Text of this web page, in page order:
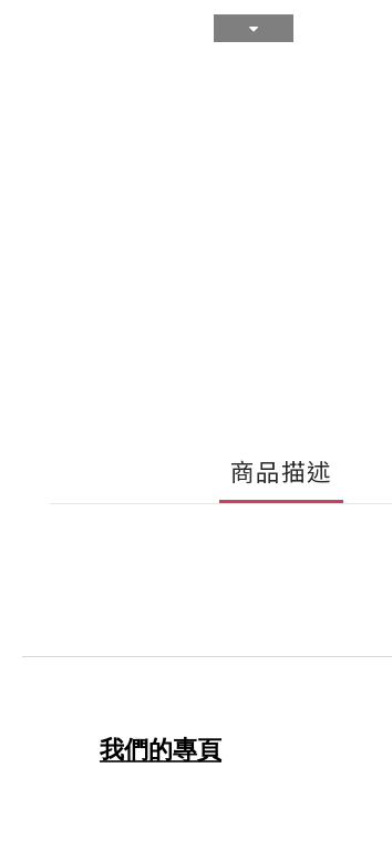
商品描述
我們的專頁